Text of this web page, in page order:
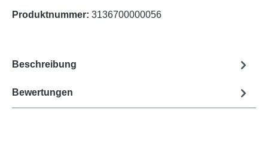
Produktnummer: 3136700000056
Beschreibung
Bewertungen